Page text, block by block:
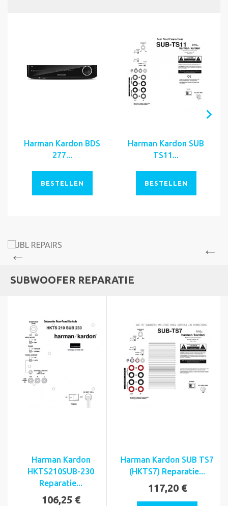
Harman Kardon BDS
277...
BESTELLEN
Harman Kardon SUB
TS11...
BESTELLEN
SUBWOOFER REPARATIE
Harman Kardon
HKTS210SUB-230
Reparatie...
106,25 €
Harman Kardon SUB TS7
(HKTS7) Reparatie...
117,20 €